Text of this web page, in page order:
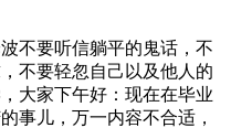
不要听信躺平的鬼话，不
不要轻忽自己以及他人的
大家下午好：现在在毕业
事儿，万一内容不合适，